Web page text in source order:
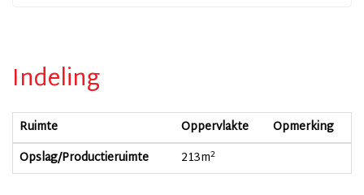
Indeling
Ruimte Oppervlakte
Opmerking
Opslag/Productieruimte
213m2